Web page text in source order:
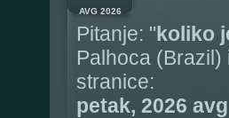
AVG 2026
Pitanje: "koliko
Palhoca
stranice:
petak, 2026